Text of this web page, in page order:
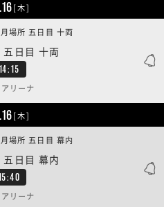
[木]
14:15
日目 十両
所 五日目 十両
リーナ
[木]
日目 幕内
所 五日目 幕内
リーナ